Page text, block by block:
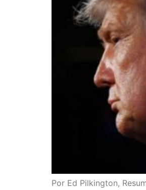
Por Ed Pil­king­ton,